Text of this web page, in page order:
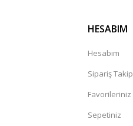
HESABIM
Hesabım
Sipariş Takip
Favorileriniz
Sepetiniz